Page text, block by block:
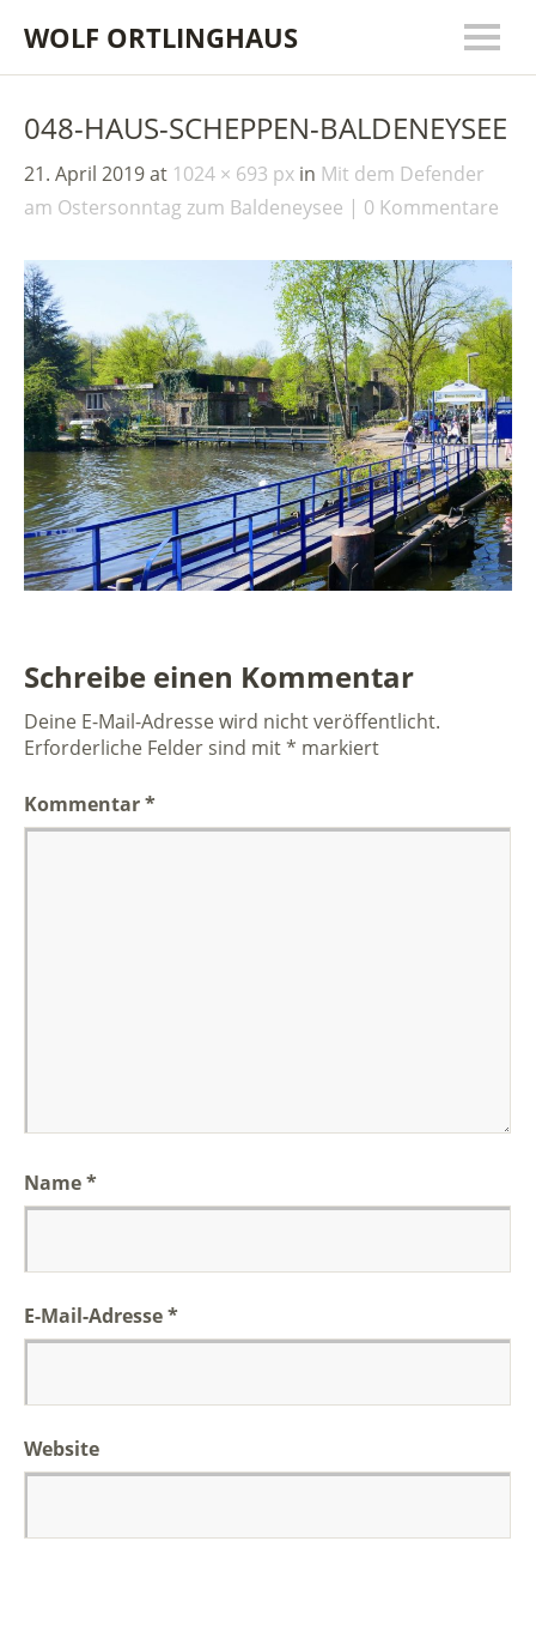
WOLF ORTLINGHAUS
048-HAUS-SCHEPPEN-BALDENEYSEE
21. April 2019at 1024 × 693 px in Mit dem Defender
am Ostersonntag zum Baldeneysee
0 Kommentare
Schreibe einen Kommentar
Deine E-Mail-Adresse wird nicht veröffentlicht.
Erforderliche Felder sind mit* markiert
Kommentar*
Name*
E-Mail-Adresse*
Website